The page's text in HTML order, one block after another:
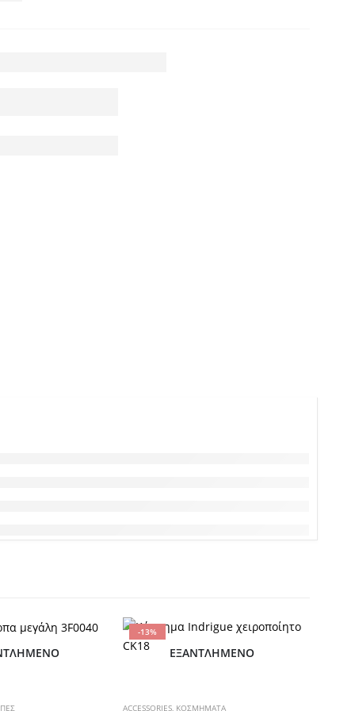
-13%
ΕΞΑΝΤΛΗΜΈΝΟ
Αυτό το προϊόν έχει πολλαπλές παραλλαγές. Οι επιλογές μπορούν να επιλεγούν στη σελίδα του προϊόντος
ACCESSORIES, ΚΟΣΜΗΜΑΤΑ